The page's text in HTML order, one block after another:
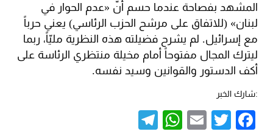
المشهد بفصاحة عندما حسم أنّ «عدم الحوار في
لبنان» (للاتفاق على مرشح الحزب الرئاسي) يعني حرباً
مع إسرائيل. لم يشرح فضيلته هذه النظرية مليّاً، ربما
ليترك المجال مفتوحاً أمام مخيلة منتظري الرئاسة على
أكف الدستور والقوانين وسيد نفسه.
:شارك الخبر
Facebook
Twitter
Email
WhatsApp